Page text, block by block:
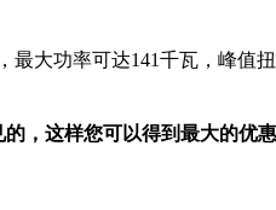
大功率可达141千瓦，峰值
，这样您可以得到最大的优惠